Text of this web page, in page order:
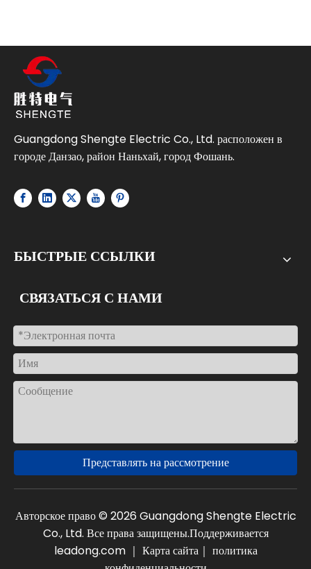
Guangdong Shengte Electric Co., Ltd. расположен в
городе Данзао, район Наньхай, город Фошань.
БЫСТРЫЕ ССЫЛКИ
СВЯЗАТЬСЯ С НАМИ
Представлять на рассмотрение
Авторское право © 2026 Guangdong Shengte Electric
Co., Ltd. Все права защищены.Поддерживается
leadong.com｜ Карта сайта｜ политика